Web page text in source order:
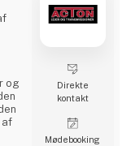
og
af
Direkte
kontakt
Møde­booking